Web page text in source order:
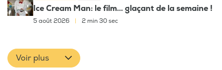
Ice Cream Man: le film... glaçant de la semaine !
5 août 2026 2 min 30 sec
Voir plus